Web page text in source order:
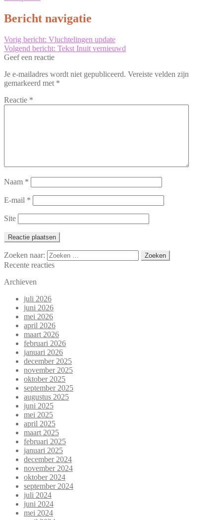
Bericht navigatie
Vorig bericht: Vluchtelingen update
Volgend bericht: Tekst Inuit vernieuwd
Geef een reactie
Je e-mailadres wordt niet gepubliceerd. Vereiste velden zijn
gemarkeerd met *
Reactie *
Naam *
E-mail *
Site
Zoeken naar:
Recente reacties
Archieven
juli 2026
juni 2026
mei 2026
april 2026
maart 2026
februari 2026
januari 2026
december 2025
november 2025
oktober 2025
september 2025
augustus 2025
juni 2025
mei 2025
april 2025
maart 2025
februari 2025
januari 2025
december 2024
november 2024
oktober 2024
september 2024
juli 2024
juni 2024
mei 2024